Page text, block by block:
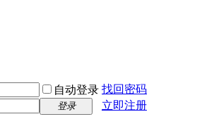
自动登录 找回密码
登录
立即注册